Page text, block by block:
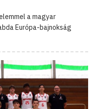
a magyar
Európa-bajnokság